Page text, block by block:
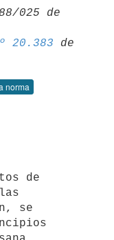
025 de
20.383 de
norma
se